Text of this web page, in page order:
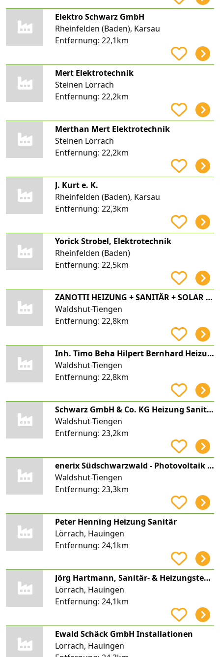
Elektro Schwarz GmbH
Rheinfelden (Baden), Karsau
Entfernung: 22,1km
Mert Elektrotechnik
Steinen Lörrach
Entfernung: 22,2km
Merthan Mert Elektrotechnik
Steinen Lörrach
Entfernung: 22,2km
J. Kurt e. K.
Rheinfelden (Baden), Karsau
Entfernung: 22,3km
Yorick Strobel, Elektrotechnik
Rheinfelden (Baden)
Entfernung: 22,5km
ZANOTTI HEIZUNG + SANITÄR + SOLAR e.K.
Waldshut-Tiengen
Entfernung: 22,8km
Inh. Timo Beha Hilpert Bernhard Heizungsbau Heizungsbau
Waldshut-Tiengen
Entfernung: 22,8km
Schwarz GmbH & Co. KG Heizung Sanitär Solar
Waldshut-Tiengen
Entfernung: 23,2km
enerix Südschwarzwald - Photovoltaik & Stromspeicher
Waldshut-Tiengen
Entfernung: 23,3km
Peter Henning Heizung Sanitär
Lörrach, Hauingen
Entfernung: 24,1km
Jörg Hartmann, Sanitär- & Heizungstechnik/Baublechnerei, Hartmann Haustechnik
Lörrach, Hauingen
Entfernung: 24,1km
Ewald Schäck GmbH Installationen
Lörrach, Hauingen